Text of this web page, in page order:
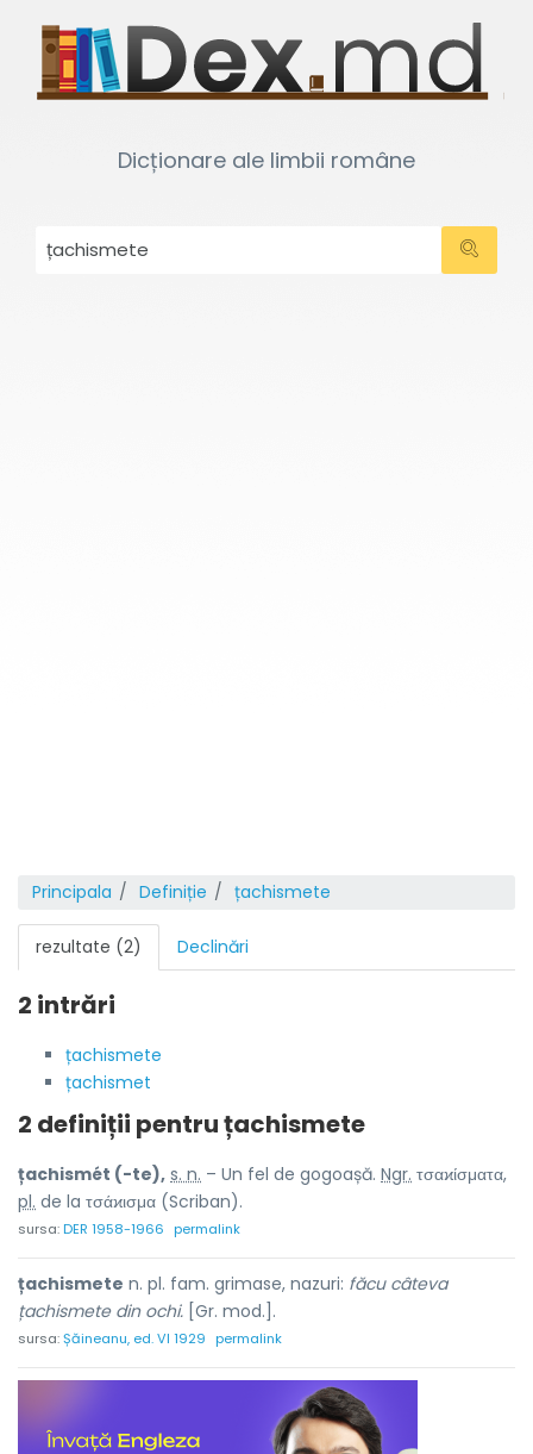
Dicționare ale limbii române
Principala Definiție țachismete
rezultate (2) Declinări
2 intrări
țachismete
țachismet
2 definiții pentruțachismete
țachismét (-te), s. n. – Un fel de gogoașă. Ngr. τσαϰίσματα,
pl. de la τσάϰισμα (Scriban).
sursa:DER 1958-1966 permalink
țachismete n. pl. fam. grimase, nazuri: făcu câteva
țachismete din ochi. [Gr. mod.].
sursa:Șăineanu, ed. VI 1929 permalink